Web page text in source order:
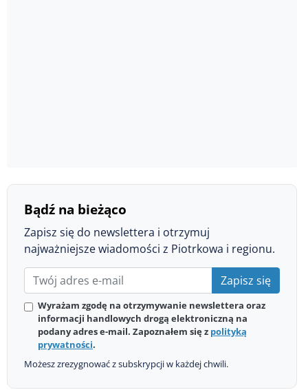
Bądź na bieżąco
Zapisz się do newslettera i otrzymuj
najważniejsze wiadomości z Piotrkowa i regionu.
Zapisz się
Wyrażam zgodę na otrzymywanie newslettera oraz
informacji handlowych drogą elektroniczną na
podany adres e-mail. Zapoznałem się z polityką
prywatności.
Możesz zrezygnować z subskrypcji w każdej chwili.